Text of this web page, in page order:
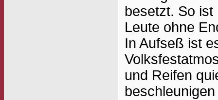
besetzt. So
Leute ohne
In Aufseß ist
und Reifen